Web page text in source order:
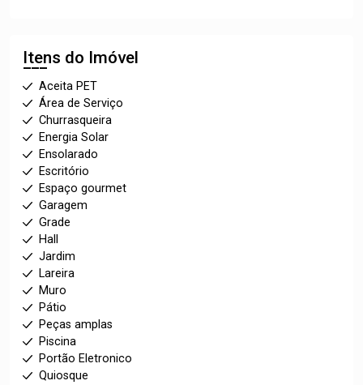
Itens do Imóvel
Aceita PET
Área de Serviço
Churrasqueira
Energia Solar
Ensolarado
Escritório
Espaço gourmet
Garagem
Grade
Hall
Jardim
Lareira
Muro
Pátio
Peças amplas
Piscina
Portão Eletronico
Quiosque